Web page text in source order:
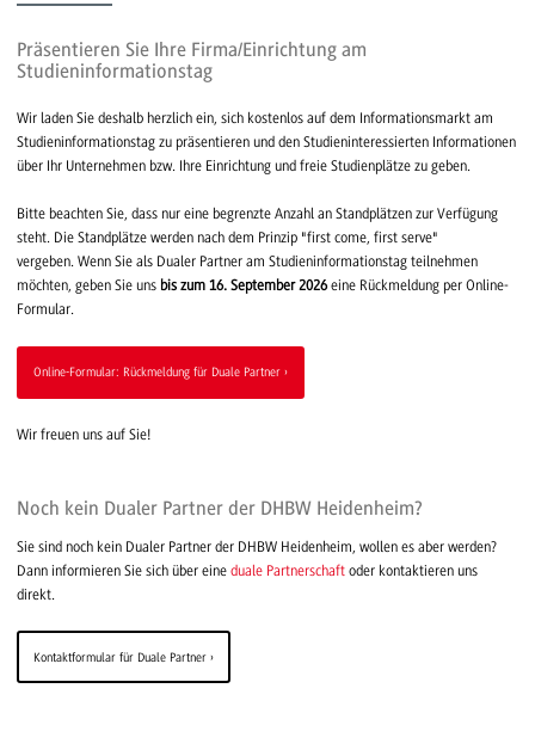
Präsentieren Sie Ihre Firma/Einrichtung am
Studieninformationstag
Wir laden Sie deshalb herzlich ein, sich kostenlos auf dem Informationsmarkt am
Studieninformationstag zu präsentieren und den Studieninteressierten Informationen
über Ihr Unternehmen bzw. Ihre Einrichtung und freie Studienplätze zu geben.
Bitte beachten Sie, dass nur eine begrenzte Anzahl an Standplätzen zur Verfügung
steht. Die Standplätze werden nach dem Prinzip "first come, first serve"
vergeben. Wenn Sie als Dualer Partner am Studieninformationstag teilnehmen
möchten, geben Sie uns bis zum 16. September 2026eine Rückmeldung per Online-
Formular.
Online-Formular: Rückmeldung für Duale Partner
Wir freuen uns auf Sie!
Noch kein Dualer Partner der DHBW Heidenheim?
Sie sind noch kein Dualer Partner der DHBW Heidenheim, wollen es aber werden?
Dann informieren Sie sich über eine duale Partnerschaft oder kontaktieren uns
direkt.
Kontaktformular für Duale Partner